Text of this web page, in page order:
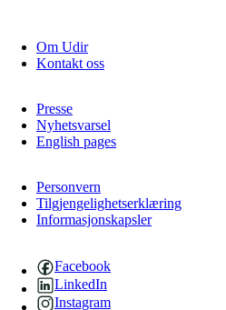
Om Udir
Kontakt oss
Presse
Nyhetsvarsel
English pages
Personvern
Tilgjengelighetserklæring
Informasjonskapsler
Facebook
LinkedIn
Instagram